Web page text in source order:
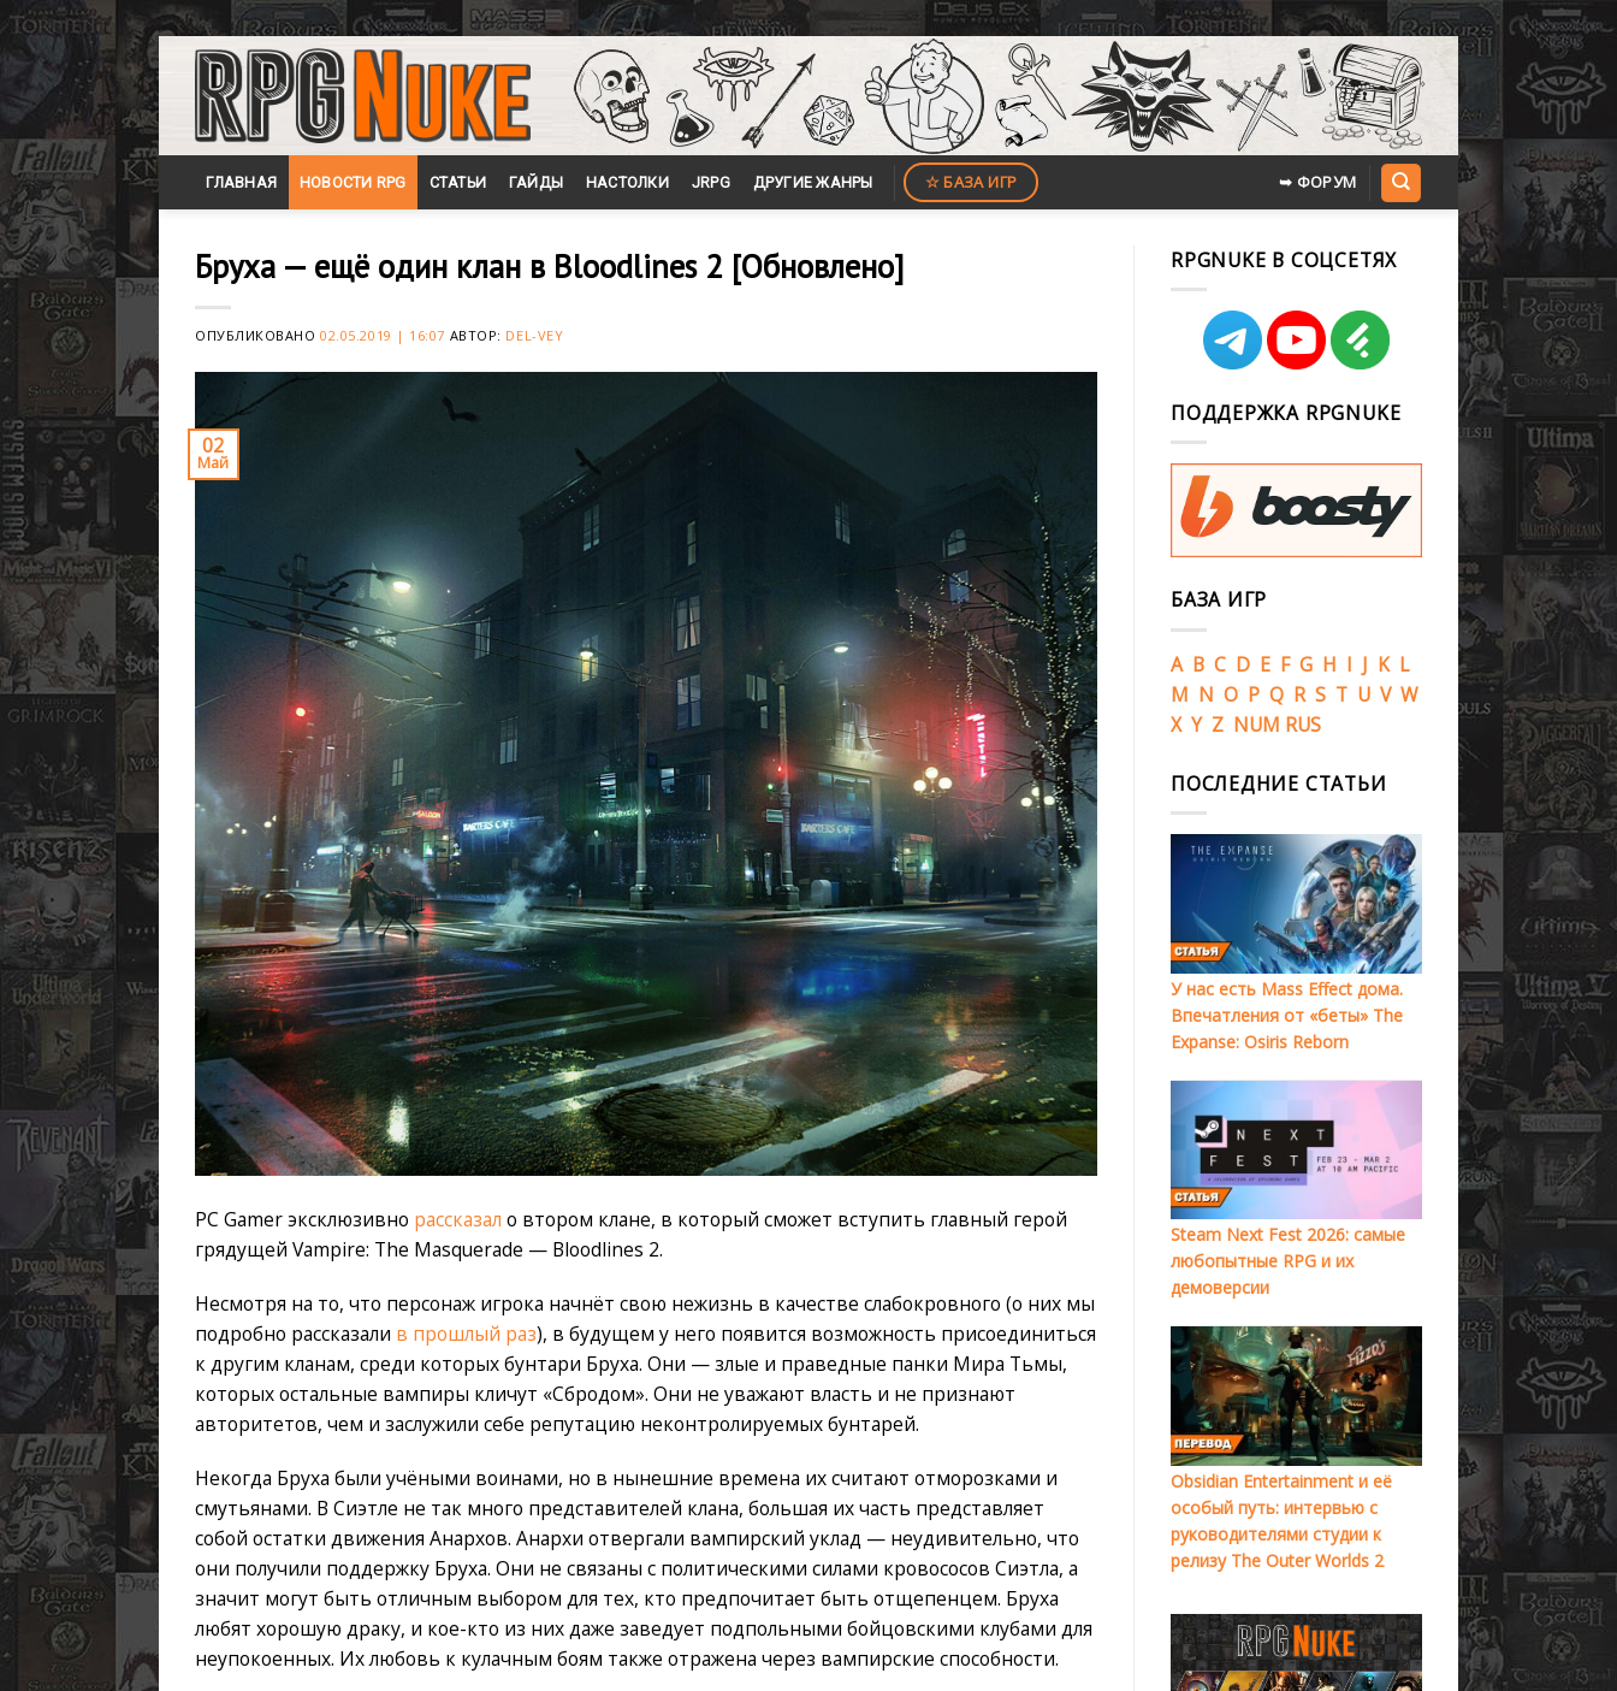
Skip
content
ГЛАВНАЯ НОВОСТИ RPG СТАТЬИ ГАЙДЫ НАСТОЛКИ JRPG ДРУГИЕ ЖАНРЫ ☆ БАЗА ИГР ➥ ФОРУМ
Бруха — ещё один клан в Bloodlines 2 [Обновлено]
ОПУБЛИКОВАНО02.05.2019 | 16:07 АВТОР: DEL-VEY
02
Май
PC Gamer эксклюзивно рассказал о втором клане, в который сможет вступить главный герой
грядущей Vampire: The Masquerade — Bloodlines 2.
Несмотря на то, что персонаж игрока начнёт свою нежизнь в качестве слабокровного (о них мы
подробно рассказали в прошлый раз), в будущем у него появится возможность присоединиться
к другим кланам, среди которых бунтари Бруха. Они — злые и праведные панки Мира Тьмы,
которых остальные вампиры кличут «Сбродом». Они не уважают власть и не признают
авторитетов, чем и заслужили себе репутацию неконтролируемых бунтарей.
Некогда Бруха были учёными воинами, но в нынешние времена их считают отморозками и
смутьянами. В Сиэтле не так много представителей клана, большая их часть представляет
собой остатки движения Анархов. Анархи отвергали вампирский уклад — неудивительно, что
они получили поддержку Бруха. Они не связаны с политическими силами кровососов Сиэтла, а
значит могут быть отличным выбором для тех, кто предпочитает быть отщепенцем. Бруха
любят хорошую драку, и кое-кто из них даже заведует подпольными бойцовскими клубами для
неупокоенных. Их любовь к кулачным боям также отражена через вампирские способности.
RPGNUKE В СОЦСЕТЯХ
ПОДДЕРЖКА RPGNUKE
БАЗА ИГР
A B C D E F G H I J K L
M N O P Q R S T U V W
X Y Z NUM RUS
ПОСЛЕДНИЕ СТАТЬИ
У нас есть Mass Effect дома.
Впечатления от «беты» The
Expanse: Osiris Reborn
Steam Next Fest 2026: самые
любопытные RPG и их
демоверсии
Obsidian Entertainment и её
особый путь: интервью с
руководителями студии к
релизу The Outer Worlds 2